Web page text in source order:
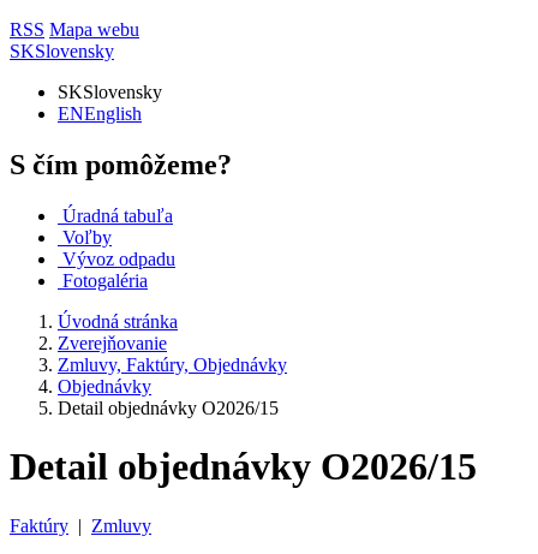
RSS Mapa webu
SKSlovensky
SKSlovensky
ENEnglish
S čím pomôžeme?
Úradná tabuľa
Voľby
Vývoz odpadu
Fotogaléria
Úvodná stránka
Zverejňovanie
Zmluvy, Faktúry, Objednávky
Objednávky
Detail objednávky O2026/15
Detail objednávky O2026/15
Faktúry | Zmluvy